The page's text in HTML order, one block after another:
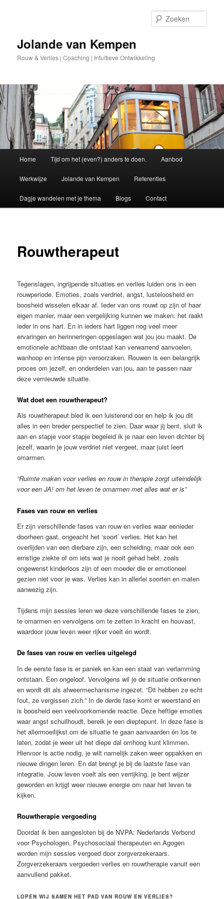
inhoudJolande van Kempen
Rouw & Verlies | Coaching | Intuïtieve Ontwikkeling
Home Tijd om het (even?) anders te doen. Aanbod
Werkwijze Jolande van Kempen Referenties
Dagje wandelen met je thema Blogs Contact
Rouwtherapeut
Tegenslagen, ingrijpende situaties en verlies luiden ons in een
rouwperiode. Emoties, zoals verdriet, angst, lusteloosheid en
boosheid wisselen elkaar af. Ieder van ons rouwt op zijn of haar
eigen manier, maar een vergelijking kunnen we maken: het raakt
ieder in ons hart. En in ieders hart liggen nog veel meer
ervaringen en herinneringen opgeslagen wat jou jou maakt. De
emotionele achtbaan die ontstaat kan verwarrend aanvoelen,
wanhoop en intense pijn veroorzaken. Rouwen is een belangrijk
proces om jezelf, en onderdelen van jou, aan te passen naar
deze vernieuwde situatie.
Wat doet een rouwtherapeut?
Als rouwtherapeut bied ik een luisterend oor en help ik jou dit
alles in een breder perspectief te zien. Daar waar jij bent, sluit ik
aan en stapje voor stapje begeleid ik je naar een leven dichter bij
jezelf, waarin je jouw verdriet niet vergeet, maar juist leert
omarmen.
“Ruimte maken voor verlies en rouw in therapie zorgt uiteindelijk
voor een JA! om het leven te omarmen met alles wat er is”
Fases van rouw en verlies
Er zijn verschillende fases van rouw en verlies waar eenieder
doorheen gaat, ongeacht het ‘soort’ verlies. Het kan het
overlijden van een dierbare zijn, een scheiding, maar ook een
ernstige ziekte of om iets wat je nooit gehad hebt, zoals
ongewenst kinderloos zijn of een moeder die er emotioneel
gezien niet voor je was. Verlies kan in allerlei soorten en maten
aanwezig zijn.
Tijdens mijn sessies leren we deze verschillende fases te zien,
te omarmen en vervolgens om te zetten in kracht en houvast,
waardoor jouw leven weer rijker voelt én wordt.
De fases van rouw en verlies uitgelegd
In de eerste fase is er paniek en kan een staat van verlamming
ontstaan. Een ongeloof. Vervolgens wil je de situatie ontkennen
en wordt dit als afweermechanisme ingezet. “Dit hebben ze echt
fout, ze vergissen zich.” In de derde fase komt er weerstand en
is boosheid een veelvoorkomende reactie. Deze heftige emoties
waar angst schuilhoudt, bereik je een dieptepunt. In deze fase is
het allermoeilijkst om de situatie te gaan aanvaarden én los te
laten, zodat je weer uit het diepe dal omhoog kunt klimmen.
Hiervoor is actie nodig, je wilt namelijk zaken weer oppakken en
nieuwe dingen leren. En dat brengt je bij de laatste fase van
integratie. Jouw leven voelt als een verrijking, je bent wijzer
geworden en krijgt weer nieuwe energie om naar het leven te
kijken.
Rouwtherapie vergoeding
Doordat ik ben aangesloten bij de NVPA: Nederlands Verbond
voor Psychologen, Psychosociaal therapeuten en Agogen
worden mijn sessies vergoed door zorgverzekeraars.
Zorgverzekeraars vergoeden verlies en rouwtherapie vanuit een
aanvullend pakket.
LOPEN WIJ SAMEN HET PAD VAN ROUW EN VERLIES?